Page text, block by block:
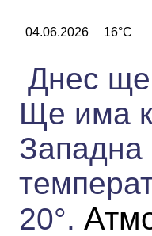
04.06.2026 16°C
Днес ще
Ще има
20°.